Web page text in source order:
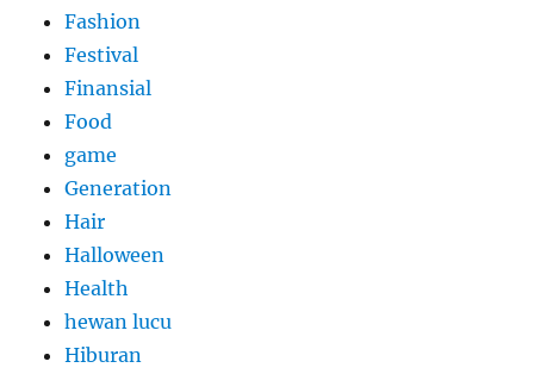
Fashion
Festival
Finansial
Food
game
Generation
Hair
Halloween
Health
hewan lucu
Hiburan